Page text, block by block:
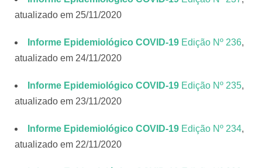
atualizado em 25/11/2020
Informe Epidemiológico COVID-19 Edição Nº 236,
atualizado em 24/11/2020
Informe Epidemiológico COVID-19 Edição Nº 235,
atualizado em 23/11/2020
Informe Epidemiológico COVID-19 Edição Nº 234,
atualizado em 22/11/2020